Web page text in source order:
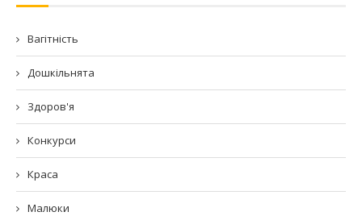
Вагітність
Дошкільнята
Здоров'я
Конкурси
Краса
Малюки